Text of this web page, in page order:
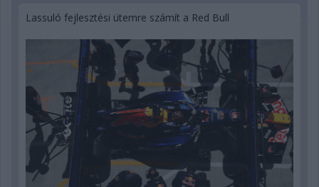
Lassuló fejlesztési ütemre számít a Red Bull